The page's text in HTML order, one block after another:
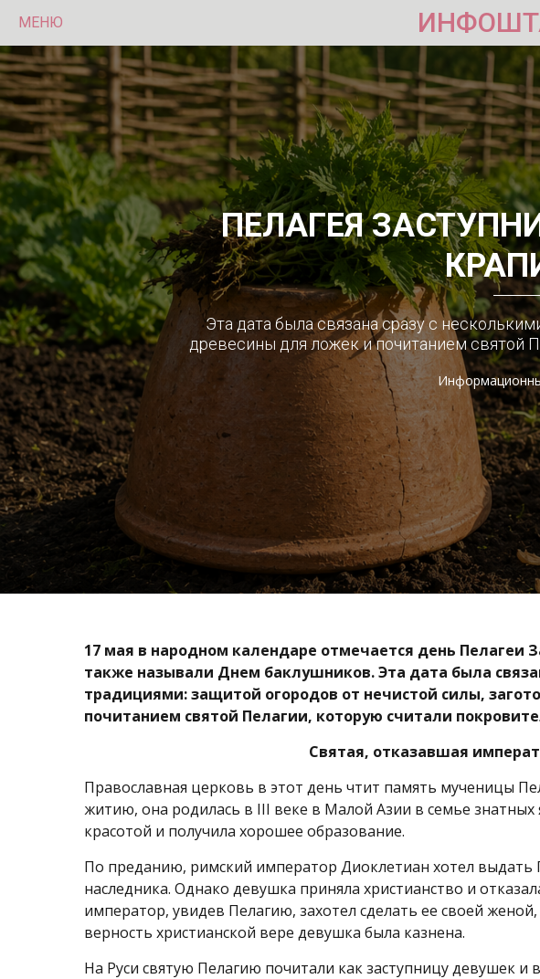
МЕНЮ
ПЕЛАГЕЯ
Эта дата была связана сразу с
древесины для ложек и почитанием святой
17 мая в народном календаре отмечается день Пелагеи
также называли Днем баклушников. Эта дата была
традициями: защитой огородов от нечистой силы,
почитанием святой Пелагии, которую считали
Святая, отказавшая
Православная церковь в этот день чтит память мученицы
житию, она родилась в III веке в Малой Азии в семье
красотой и получила хорошее образование.
По преданию, римский император Диоклетиан хотел выдать
наследника. Однако девушка приняла христианство и
император, увидев Пелагию, захотел сделать ее своей
верность христианской вере девушка была казнена.
На Руси святую Пелагию почитали как заступницу девушек и